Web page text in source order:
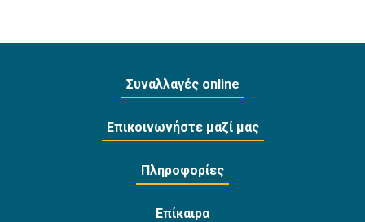
Συναλλαγές online
Επικοινωνήστε μαζί μας
Πληροφορίες
Επίκαιρα